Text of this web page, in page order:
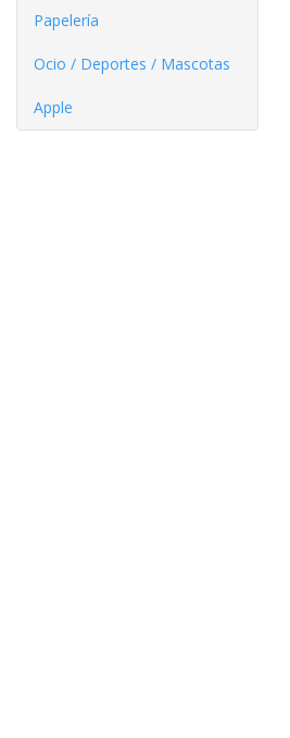
Papelería
Ocio / Deportes / Mascotas
Apple